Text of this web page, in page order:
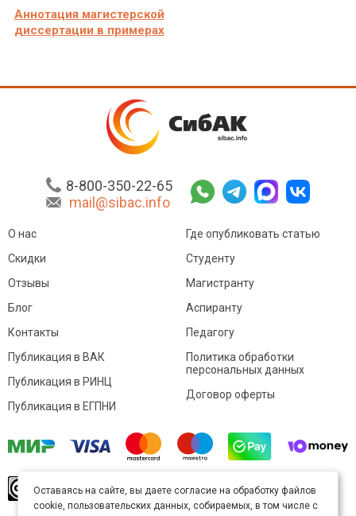
Аннотация магистерской
диссертации в примерах
8-800-350-22-65
mail@sibac.info
О нас
Скидки
Отзывы
Блог
Контакты
Где опубликовать статью
Студенту
Магистранту
Аспиранту
Педагогу
Публикация в ВАК
Публикация в РИНЦ
Публикация в ЕГПНИ
Политика обработки
персональных данных
Договор оферты
произведение доступно полицензии Creative
Commons «Attribution» («Атрибуция») 4.0
Оставаясь на сайте, вы даете согласие на обработку файлов
cookie, пользовательских данных, собираемых, в том числе с